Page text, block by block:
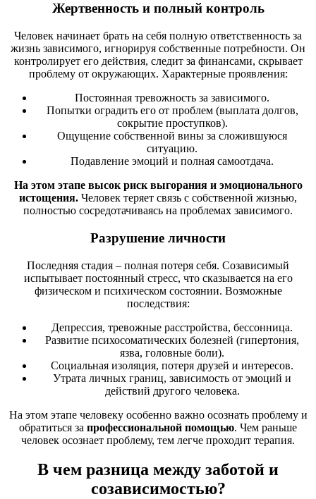
Жертвенность и полный контроль
Человек начинает брать на себя полную ответственность за
жизнь зависимого, игнорируя собственные потребности. Он
контролирует его действия, следит за финансами, скрывает
проблему от окружающих. Характерные проявления:
Постоянная тревожность за зависимого.
Попытки оградить его от проблем (выплата долгов,
сокрытие проступков).
Ощущение собственной вины за сложившуюся
ситуацию.
Подавление эмоций и полная самоотдача.
На этом этапе высок риск выгорания и эмоционального
истощения. Человек теряет связь с собственной жизнью,
полностью сосредотачиваясь на проблемах зависимого.
Разрушение личности
Последняя стадия – полная потеря себя. Созависимый
испытывает постоянный стресс, что сказывается на его
физическом и психическом состоянии. Возможные
последствия:
Депрессия, тревожные расстройства, бессонница.
Развитие психосоматических болезней (гипертония,
язва, головные боли).
Социальная изоляция, потеря друзей и интересов.
Утрата личных границ, зависимость от эмоций и
действий другого человека.
На этом этапе человеку особенно важно осознать проблему и
обратиться за профессиональной помощью. Чем раньше
человек осознает проблему, тем легче проходит терапия.
В чем разница между заботой и
созависимостью?